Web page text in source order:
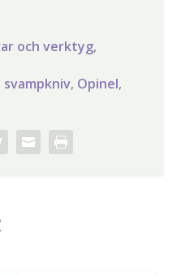
och verktyg,
svampkniv, Opinel,